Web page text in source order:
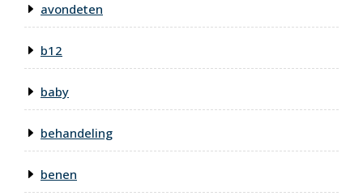
avondeten
b12
baby
behandeling
benen